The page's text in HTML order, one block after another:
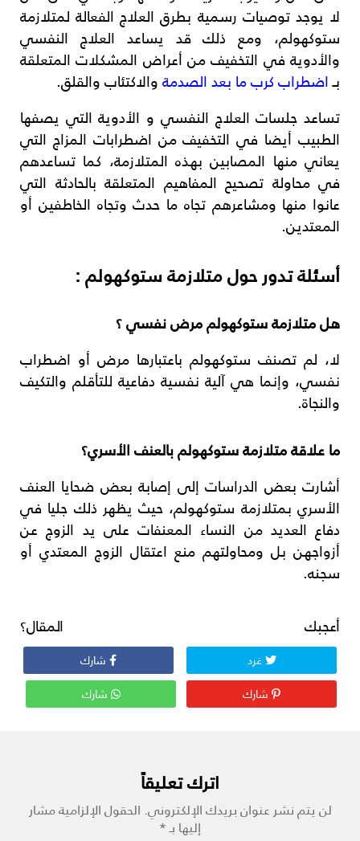
لا يوجد توصيات رسمية بطرق العلاج الفعالة لمتلازمة
ستوكهولم، ومع ذلك قد يساعد العلاج النفسي
والأدوية في التخفيف من أعراض المشكلات المتعلقة
بـاضطراب كرب ما بعد الصدمةوالاكتئاب والقلق.
تساعد جلسات العلاج النفسي و الأدوية التي يصفها
الطبيب أيضا في التخفيف من اضطرابات المزاج التي
يعاني منها المصابين بهذه المتلازمة، كما تساعدهم
في محاولة تصحيح المفاهيم المتعلقة بالحادثة التي
عانوا منها ومشاعرهم تجاه ما حدث وتجاه الخاطفين أو
المعتدين.
أسئلة تدور حول متلازمة ستوكهولم :
هل متلازمة ستوكهولم مرض نفسي ؟
لا، لم تصنف ستوكهولم باعتبارها مرض أو اضطراب
نفسي، وإنما هي آلية نفسية دفاعية للتأقلم والتكيف
والنجاة.
ما علاقة متلازمة ستوكهولم بالعنف الأسري؟
أشارت بعض الدراسات إلى إصابة بعض ضحايا العنف
الأسري بمتلازمة ستوكهولم، حيث يظهر ذلك جليا في
دفاع العديد من النساء المعنفات على يد الزوج عن
أزواجهن بل ومحاولتهم منع اعتقال الزوج المعتدي أو
سجنه.
أعجبك المقال؟
غرد
شارك
شارك
شارك
اترك تعليقاً
لن يتم نشر عنوان بريدك الإلكتروني.الحقول الإلزامية مشار
إليها بـ*